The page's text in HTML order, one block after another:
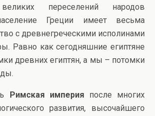
переселений народов
Греции имеет весьма
с древнегреческими исполинами
Равно как сегодняшние египтяне
древних египтян, а мы – потомки
Римская империяпосле многих
развития, высочайшего